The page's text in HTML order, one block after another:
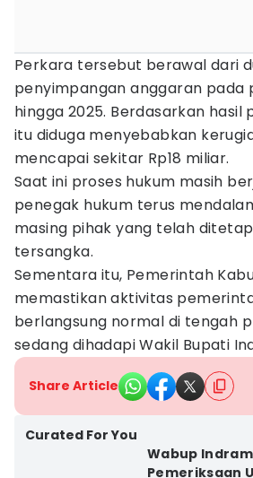
Perkara tersebut berawal dari
penyimpangan anggaran pada
hingga 2025. Berdasarkan hasil
itu diduga menyebabkan
mencapai sekitar Rp18 miliar.
Saat ini proses hukum masih
penegak hukum terus
masing pihak yang telah
tersangka.
Sementara itu, Pemerintah
memastikan aktivitas
berlangsung normal di tengah
sedang dihadapi Wakil Bupati
Share Article
Curated For You
Wabup
Pemeriksaan